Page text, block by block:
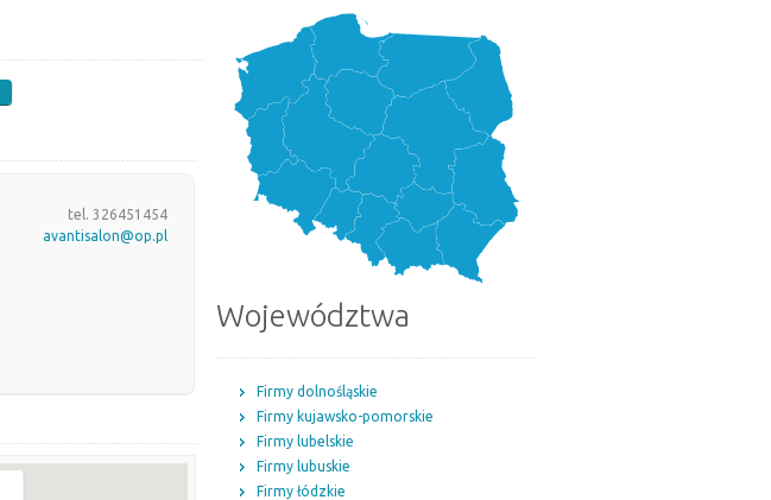
tel. 326451454
avantisalon@op.pl
Województwa
Firmy dolnośląskie
Firmy kujawsko-pomorskie
Firmy lubelskie
Firmy lubuskie
Firmy łódzkie